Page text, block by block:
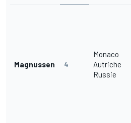
Magnussen 4
Monaco
Autriche
Russie